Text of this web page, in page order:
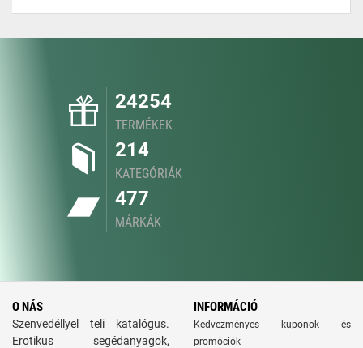
24254
TERMÉKEK
214
KATEGÓRIÁK
477
MÁRKÁK
O NÁS
Szenvedéllyel teli katalógus.
Erotikus segédanyagok,
INFORMÁCIÓ
Kedvezményes kuponok és
promóciók